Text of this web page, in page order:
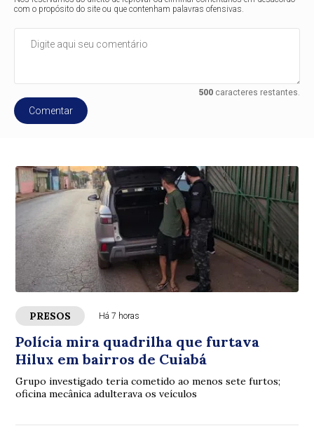
com o propósito do site ou que contenham palavras ofensivas.
500caracteres restantes.
Comentar
PRESOS Há 7 horas
Polícia mira quadrilha que furtava
Hilux em bairros de Cuiabá
Grupo investigado teria cometido ao menos sete furtos;
oficina mecânica adulterava os veículos